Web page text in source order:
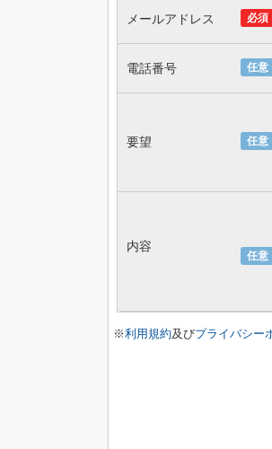
必須
メールアドレス
任意
電話番号
任意
要望
任意
内容
※利用規約及びプライバシー